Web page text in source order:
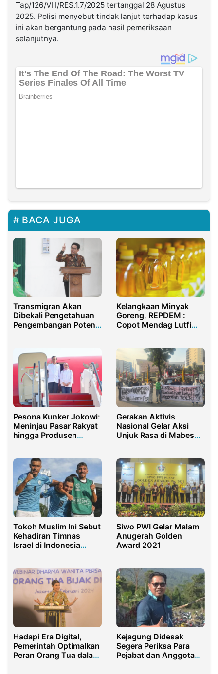
Tap/126/VIII/RES.1.7/2025 tertanggal 28 Agustus
2025. Polisi menyebut tindak lanjut terhadap kasus
ini akan bergantung pada hasil pemeriksaan
selanjutnya.
BACA JUGA
Transmigran Akan
Dibekali Pengetahuan
Pengembangan Potensi
Kelangkaan Minyak
Goreng, REPDEM :
Copot Mendag Lutfi
Pesona Kunker Jokowi:
Meninjau Pasar Rakyat
hingga Produsen
Gerakan Aktivis
Nasional Gelar Aksi
Unjuk Rasa di Mabes
Kenaikan Anggaran
Tokoh Muslim Ini Sebut
Kehadiran Timnas
Israel di Indonesia
Siwo PWI Gelar Malam
Anugerah Golden
Award 2021
Hadapi Era Digital,
Pemerintah Optimalkan
Peran Orang Tua dalam
Kejagung Didesak
Segera Periksa Para
Pejabat dan Anggota